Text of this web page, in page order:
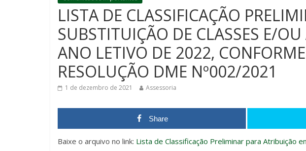
LISTA DE CLASSIFICAÇÃO
SUBSTITUIÇÃO DE CLASSES E/
ANO LETIVO DE 2022,
RESOLUÇÃO DME Nº002/2021
1 de dezembro de 2021 Assessoria
Share
Baixe o arquivo no link: Lista de Classificação Preliminar para Atribuição